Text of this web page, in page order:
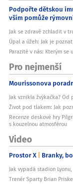
Podpořte dětskou
vším pomůže
Jak se zdravě zchladit v
Úpal a úžeh: Jak je
Parazité v nás: Kterým
Pro nejmenší
Mourissonova
Jak vznikla žvýkačka?
Život pod tlakem: Jak
Recenze deskové hry
s kouzelnou atmosférou
Video
Prostor X Branky,
Jak vypadá stadion
Trenér Sparty Brian